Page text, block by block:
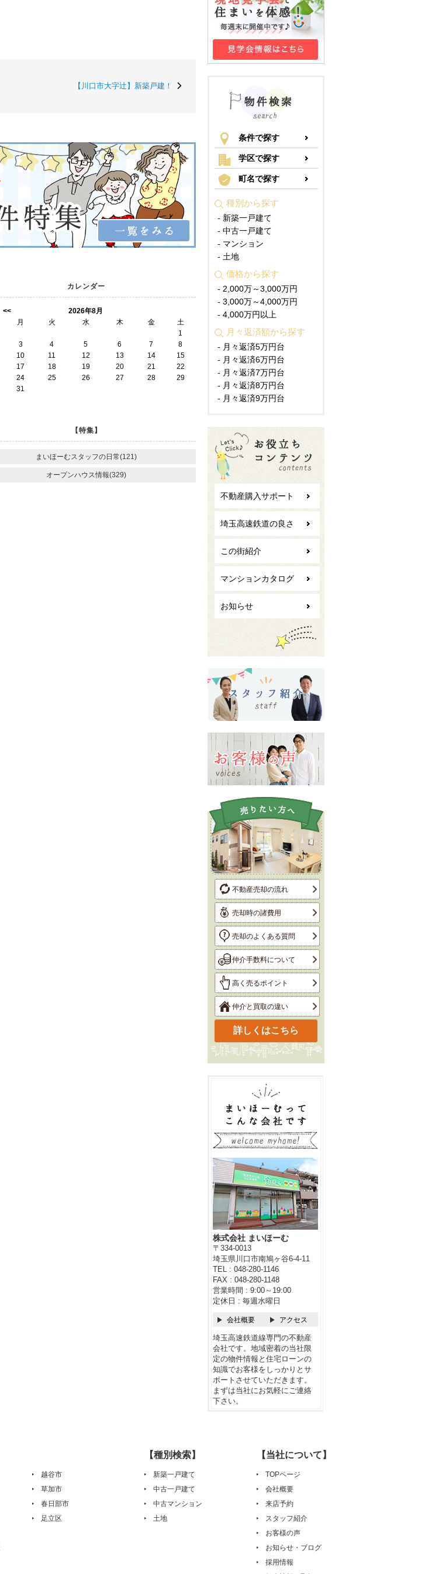
【川口市大字辻】新築戸建！
カレンダー
<<
2026年8月
月 火 水 木 金
土
1
3 4 5 6 7
8
10 11 12 13 14
15
17 18 19 20 21
22
24 25 26 27 28
29
31
【特集】
まいほーむスタッフの日常(121)
オープンハウス情報(329)
条件で探す
学区で探す
町名で探す
種別から探す
- 新築一戸建て
- 中古一戸建て
- マンション
- 土地
価格から探す
- 2,000万～3,000万円
- 3,000万～4,000万円
- 4,000万円以上
月々返済額から探す
- 月々返済5万円台
- 月々返済6万円台
- 月々返済7万円台
- 月々返済8万円台
- 月々返済9万円台
不動産購入サポート
埼玉高速鉄道の良さ
この街紹介
マンションカタログ
お知らせ
不動産売却の流れ
売却時の諸費用
売却のよくある質問
仲介手数料について
高く売るポイント
仲介と買取の違い
詳しくはこちら
株式会社 まいほーむ
〒334-0013
埼玉県川口市南鳩ヶ谷6-4-11
TEL : 048-280-1146
FAX : 048-280-1148
営業時間 : 9:00～19:00
定休日 : 毎週水曜日
会社概要 アクセス
埼玉高速鉄道線専門の不動産
会社です。地域密着の当社限
定の物件情報と住宅ローンの
知識でお客様をしっかりとサ
ポートさせていただきます。
まずは当社にお気軽にご連絡
下さい。
越谷市
草加市
春日部市
足立区
【種別検索】
新築一戸建て
中古一戸建て
中古マンション
土地
【当社について】
TOPページ
会社概要
来店予約
スタッフ紹介
お客様の声
お知らせ・ブログ
採用情報